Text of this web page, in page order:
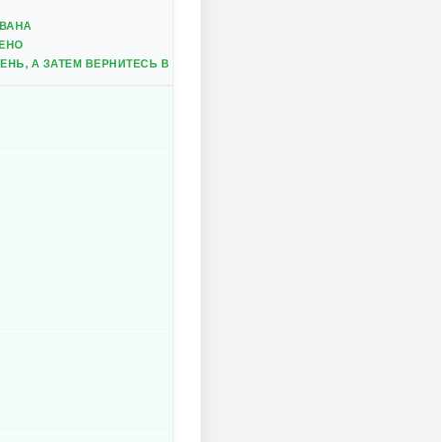
А ЗАТЕМ ВЕРНИТЕСЬ В ГЛАВНОЕ МЕНЮ.